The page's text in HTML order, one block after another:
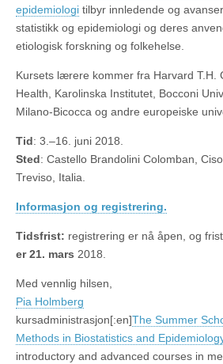
epidemiologi tilbyr innledende og
statistikk og epidemiologi og deres
etiologisk forskning og folkehelse.
Kursets lærere kommer fra Harvard T.H.
Health, Karolinska Institutet, Bocconi
Milano-Bicocca og andre europeiske
Tid: 3.–16. juni 2018.
Sted: Castello Brandolini Colomban,
Treviso, Italia.
Informasjon og registrering.
Tidsfrist: registrering er nå åpen, og
er 21. mars 2018.
Med vennlig hilsen,
Pia Holmberg
kursadministrasjon[:en]The Summer
Methods in Biostatistics and
introductory and advanced courses in